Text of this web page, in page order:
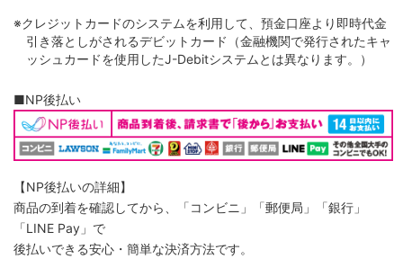
※クレジットカードのシステムを利用して、預金口座より即時代金
引き落としがされるデビットカード（金融機関で発行されたキャ
ッシュカードを使用したJ-Debitシステムとは異なります。）
■NP後払い
【NP後払いの詳細】
商品の到着を確認してから、「コンビニ」「郵便局」「銀行」
「LINE Pay」で
後払いできる安心・簡単な決済方法です。